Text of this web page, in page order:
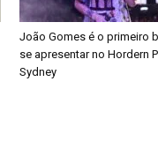
João Gomes é o primeiro
se apresentar no Hordern
Sydney